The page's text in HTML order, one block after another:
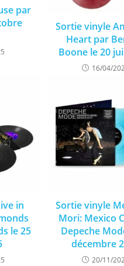
par
Sortie vinyle
Heart par
Boone le 20
16/04/
in
le 25
Sortie vinyle
Mori: Mexico
Depeche
décembre
20/11/